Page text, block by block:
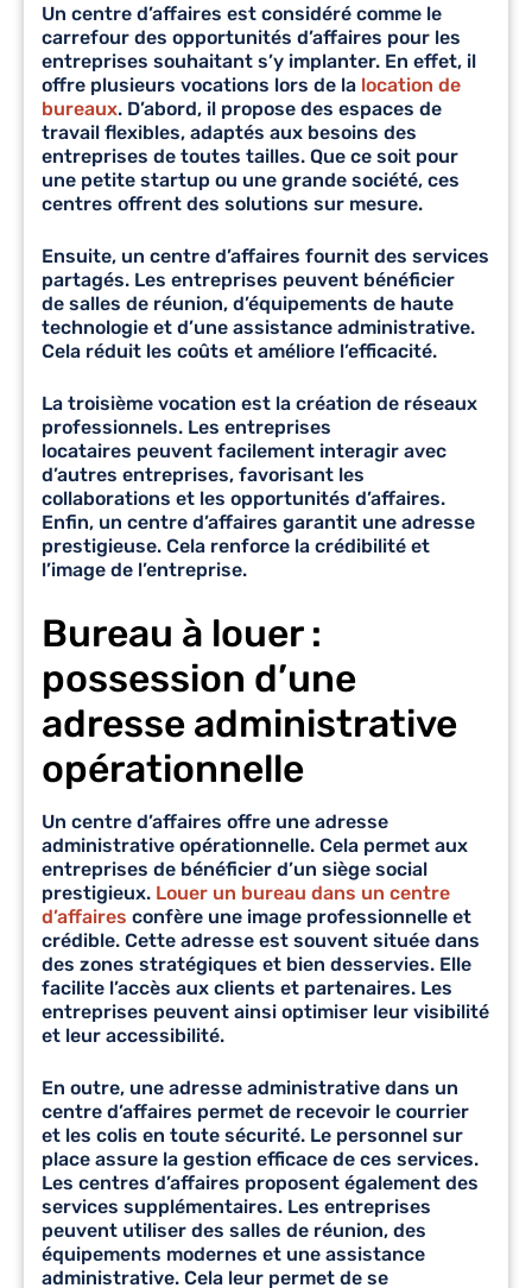
Un centre d’affaires est considéré comme le
carrefour des opportunités d’affaires pour les
entreprises souhaitant s’y implanter. En effet, il
offre plusieurs vocations lors de la location de
bureaux. D’abord, il propose des espaces de
travail flexibles, adaptés aux besoins des
entreprises de toutes tailles. Que ce soit pour
une petite startup ou une grande société, ces
centres offrent des solutions sur mesure.
Ensuite, un centre d’affaires fournit des services
partagés. Les entreprises peuvent bénéficier
de salles de réunion, d’équipements de haute
technologie et d’une assistance administrative.
Cela réduit les coûts et améliore l’efficacité.
La troisième vocation est la création de réseaux
professionnels. Les entreprises
locataires peuvent facilement interagir avec
d’autres entreprises, favorisant les
collaborations et les opportunités d’affaires.
Enfin, un centre d’affaires garantit une adresse
prestigieuse. Cela renforce la crédibilité et
l’image de l’entreprise.
Bureau à louer :
possession d’une
adresse administrative
opérationnelle
Un centre d’affaires offre une adresse
administrative opérationnelle. Cela permet aux
entreprises de bénéficier d’un siège social
prestigieux. Louer un bureau dans un centre
d’affaires confère une image professionnelle et
crédible. Cette adresse est souvent située dans
des zones stratégiques et bien desservies. Elle
facilite l’accès aux clients et partenaires. Les
entreprises peuvent ainsi optimiser leur visibilité
et leur accessibilité.
En outre, une adresse administrative dans un
centre d’affaires permet de recevoir le courrier
et les colis en toute sécurité. Le personnel sur
place assure la gestion efficace de ces services.
Les centres d’affaires proposent également des
services supplémentaires. Les entreprises
peuvent utiliser des salles de réunion, des
équipements modernes et une assistance
administrative. Cela leur permet de se